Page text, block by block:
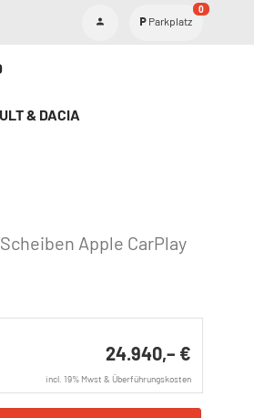
Parkplatz
0
& DACIA
Apple CarPlay
24.940,– €
incl. 19% Mwst & Überführungskosten